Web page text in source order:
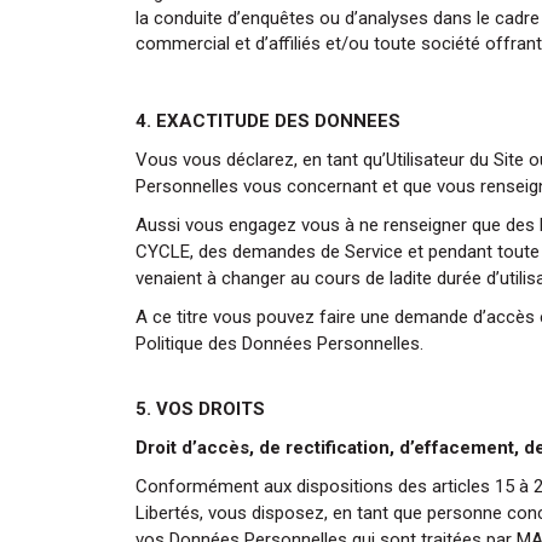
la conduite d’enquêtes ou d’analyses dans le
commercial et d’affiliés et/ou toute société offrant
4. EXACTITUDE DES DONNEES
Vous vous déclarez, en tant qu’Utilisateur du Site
Personnelles vous concernant et que vous
Aussi vous engagez vous à ne renseigner que des
CYCLE, des demandes de Service et pendant
venaient à changer au cours de ladite durée
A ce titre vous pouvez faire une demande d’accès
Politique des Données Personnelles.
5. VOS DROITS
Droit d’accès, de rectification, d’effacement,
Conformément aux dispositions des articles 15 à
Libertés, vous disposez, en tant que personne